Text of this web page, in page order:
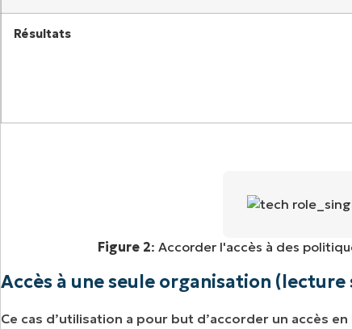
Résultats
Figure 2: Accorder l'accès à des
Accès à une seule organisation (lecture
Ce cas d’utilisation a pour but d’accorder un accès